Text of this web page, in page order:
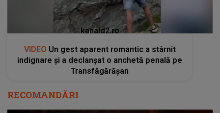
kanald2.ro
VIDEO Un gest aparent romantic a stârnit
indignare și a declanșat o anchetă penală pe
Transfăgărășan
RECOMANDĂRI